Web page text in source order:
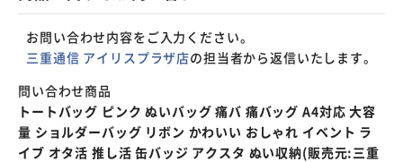
お問い合わせ内容をご入力ください。
三重通信 アイリスプラザ店の担当者から返信いたします。
問い合わせ商品
トートバッグ ピンク ぬいバッグ 痛バ 痛バッグ A4対応 大容
量 ショルダーバッグ リボン かわいい おしゃれ イベント ラ
イブ オタ活 推し活 缶バッジ アクスタ ぬい収納(販売元:三重